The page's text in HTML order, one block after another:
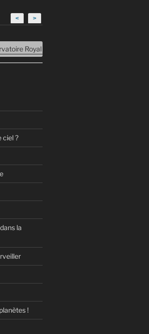
< >
Royal de Belgique – Journées Portes
ciel ?
la
!